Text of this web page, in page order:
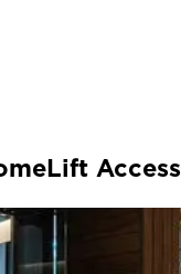
Access